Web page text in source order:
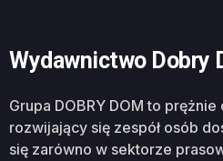
Wydawnictwo Dobry
Grupa DOBRY DOM to prężnie
rozwijający się zespół osób
się zarówno w sektorze